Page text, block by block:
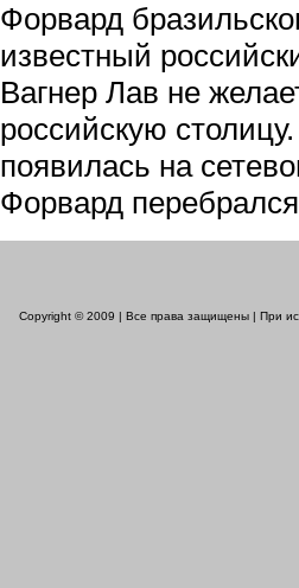
Форвард
известный
Вагнер Лав не
российскую
появилась на
Форвард
Copyright © 2009 | Все права защищены | При